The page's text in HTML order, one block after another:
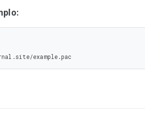
example.pac